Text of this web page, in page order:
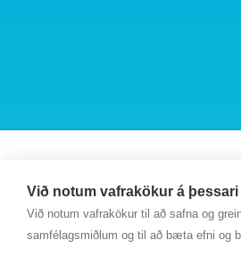
Við notum vafrakökur á
Við notum vafrakökur til að safna og
samfélagsmiðlum og til að bæta efni og